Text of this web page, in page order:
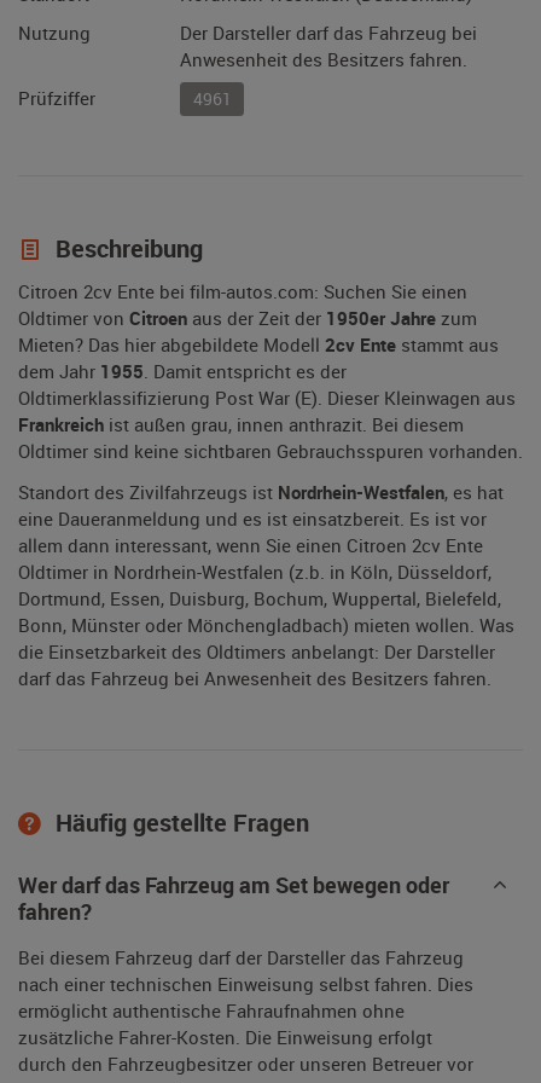
Nutzung
Der Darsteller darf das Fahrzeug bei
Anwesenheit des Besitzers fahren.
Prüfziffer
4961
Beschreibung
Citroen 2cv Ente bei film-autos.com: Suchen Sie einen
Oldtimer von Citroen aus der Zeit der 1950er Jahre zum
Mieten? Das hier abgebildete Modell 2cv Ente stammt aus
dem Jahr 1955. Damit entspricht es der
Oldtimerklassifizierung Post War (E). Dieser Kleinwagen aus
Frankreich ist außen grau, innen anthrazit. Bei diesem
Oldtimer sind keine sichtbaren Gebrauchsspuren vorhanden.
Standort des Zivilfahrzeugs ist Nordrhein-Westfalen, es hat
eine Daueranmeldung und es ist einsatzbereit. Es ist vor
allem dann interessant, wenn Sie einen Citroen 2cv Ente
Oldtimer in Nordrhein-Westfalen (z.b. in Köln, Düsseldorf,
Dortmund, Essen, Duisburg, Bochum, Wuppertal, Bielefeld,
Bonn, Münster oder Mönchengladbach) mieten wollen. Was
die Einsetzbarkeit des Oldtimers anbelangt: Der Darsteller
darf das Fahrzeug bei Anwesenheit des Besitzers fahren.
Häufig gestellte Fragen
Wer darf das Fahrzeug am Set bewegen oder
fahren?
Bei diesem Fahrzeug darf der Darsteller das Fahrzeug
nach einer technischen Einweisung selbst fahren. Dies
ermöglicht authentische Fahraufnahmen ohne
zusätzliche Fahrer-Kosten. Die Einweisung erfolgt
durch den Fahrzeugbesitzer oder unseren Betreuer vor